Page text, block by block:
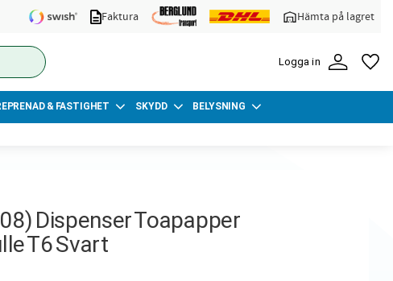
Faktura Hämta på lagret
Logga in
& FASTIGHET SKYDD BELYSNING
Dispenser Toapapper
T6 Svart